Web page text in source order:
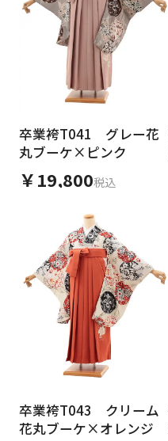
卒業袴T041 グレー花
丸ブーケ×ピンク
￥19,800税込
卒業袴T043 クリーム
花丸ブーケ×オレンジ